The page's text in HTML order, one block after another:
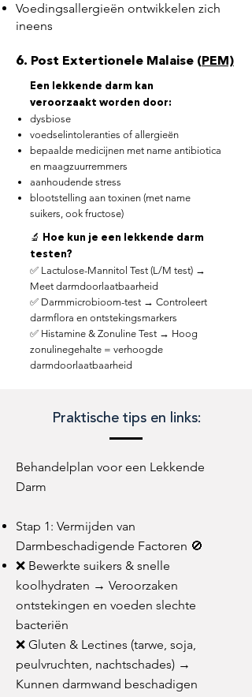
Voedingsallergieën ontwikkelen zich
ineens
6. Post Extertionele Malaise (PEM)
Een lekkende darm kan
veroorzaakt worden door:
dysbiose
voedselintoleranties of allergieën
bepaalde medicijnen met name antibiotica
en maagzuurremmers
aanhoudende stress
blootstelling aan toxinen (met name
suikers, ook fructose)
🔬 Hoe kun je een lekkende darm
testen?
✅ Lactulose-Mannitol Test (L/M test) →
Meet darmdoorlaatbaarheid
✅ Darmmicrobioom-test → Controleert
darmflora en ontstekingsmarkers
✅ Histamine & Zonuline Test → Hoog
zonulinegehalte = verhoogde
darmdoorlaatbaarheid
Praktische tips en links:
Behandelplan voor een Lekkende
Darm
Stap 1: Vermijden van
Darmbeschadigende Factoren 🚫
❌ Bewerkte suikers & snelle
koolhydraten → Veroorzaken
ontstekingen en voeden slechte
bacteriën
❌ Gluten & Lectines (tarwe, soja,
peulvruchten, nachtschades) →
Kunnen darmwand beschadigen